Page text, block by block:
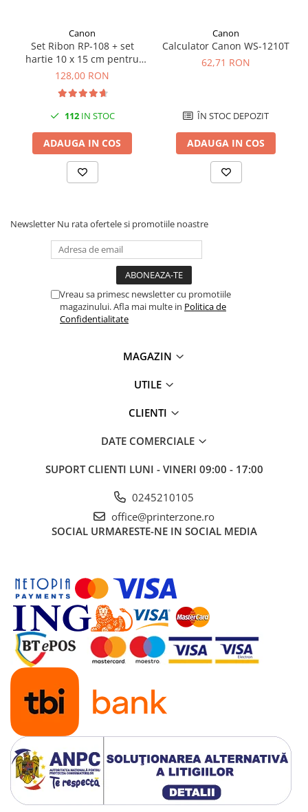
Card reader
Adaptoare PCI / PCIe
Periferice PC
Mouse
Tastaturi
Kit mouse si tastatura
Alte periferice
Accesorii PC
Rack-uri & accesorii rack
Antene & amplificatoare semnal
PDU
UPS & Stabilizatoare
UPS-uri
Baterii UPS
Accesorii UPS
Servere, Storage & NAS
Servere NAS
Servere
SSD enterprise
HDD enterprise
DAS (Direct Attached Storage)
Canon
Set Ribon RP-108 + set
hartie 10 x 15 cm pentru
Canon Selphy CP820,
CP1300
128,00 RON
112IN STOC
ADAUGA IN COS
Canon
Calculator Canon WS-1210T
62,71 RON
ÎN STOC DEPOZIT
ADAUGA IN COS
Newsletter Nu rata ofertele si promotiile noastre
Vreau sa primesc newsletter cu promotiile
magazinului. Afla mai multe in Politica de
Confidentialitate
MAGAZIN
UTILE
CLIENTI
DATE COMERCIALE
SUPORT CLIENTI LUNI - VINERI 09:00 - 17:00
0245210105
office@printerzone.ro
SOCIAL URMARESTE-NE IN SOCIAL MEDIA